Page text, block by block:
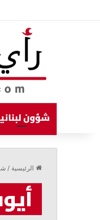
شؤون
الرئيسية /
لبنان
تبدأ
باحترام
القوانين